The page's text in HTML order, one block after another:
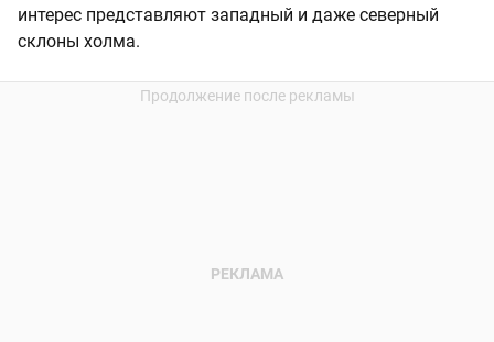
интерес представляют западный и даже северный
склоны холма.